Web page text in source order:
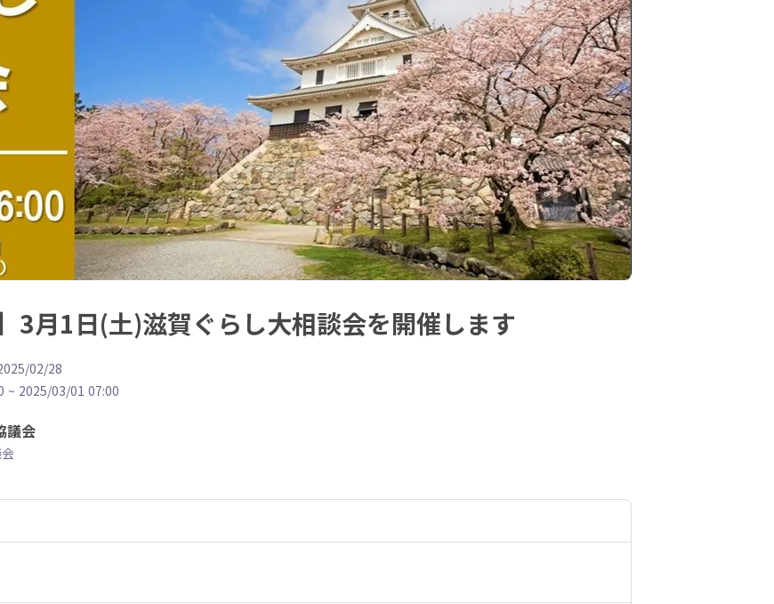
3月1日(土)滋賀ぐらし大相談会を開催します
02/28
~ 2025/03/01 07:00
議会